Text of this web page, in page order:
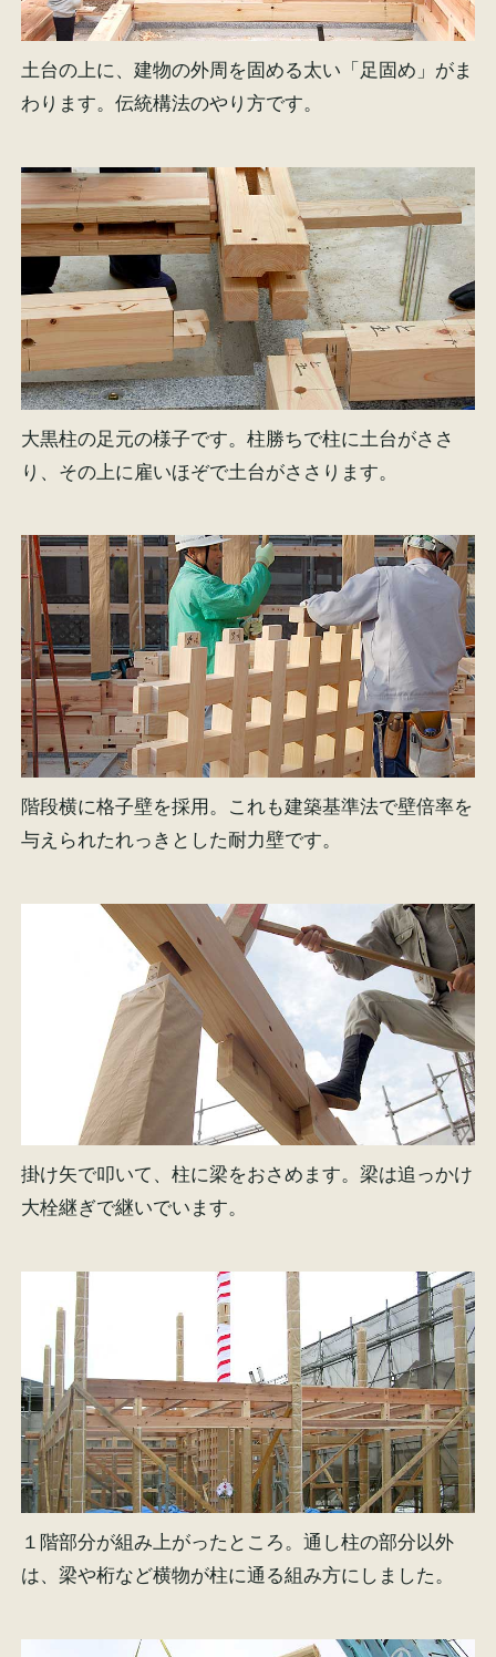
土台の上に、建物の外周を固める太い「足固め」がま
わります。伝統構法のやり方です。
大黒柱の足元の様子です。柱勝ちで柱に土台がささ
り、その上に雇いほぞで土台がささります。
階段横に格子壁を採用。これも建築基準法で壁倍率を
与えられたれっきとした耐力壁です。
掛け矢で叩いて、柱に梁をおさめます。梁は追っかけ
大栓継ぎで継いでいます。
１階部分が組み上がったところ。通し柱の部分以外
は、梁や桁など横物が柱に通る組み方にしました。